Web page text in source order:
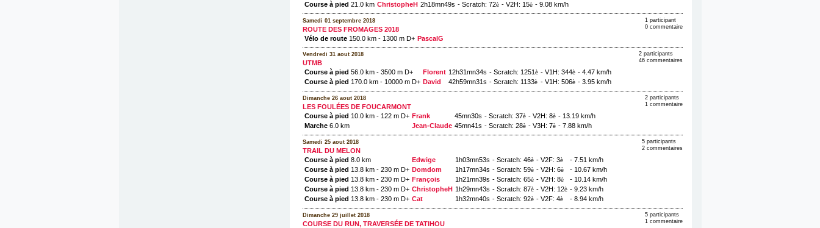
Course à pied 21.0 km ChristopheH 2h18mn49s - Scratch: 72è - V2H: 15è - 9.08 km/h
Samedi 01 septembre 2018
ROUTE DES FROMAGES 2018
1 participant
0 commentaire
Vélo de route150.0 km - 1300 m D+ PascalG
Vendredi 31 aout 2018
UTMB
2 participants
46 commentaires
Course à pied 56.0 km - 3500 m D+ Florent 12h31mn34s - Scratch: 1251è - V1H: 344è - 4.47 km/h
Course à pied 170.0 km - 10000 m D+ David 42h59mn31s - Scratch: 1133è - V1H: 506è - 3.95 km/h
Dimanche 26 aout 2018
LES FOULÉES DE FOUCARMONT
2 participants
1 commentaire
Course à pied 10.0 km - 122 m D+ Frank 45mn30s - Scratch: 37è - V2H: 8è - 13.19 km/h
Marche6.0 km Jean-Claude 45mn41s - Scratch: 28è - V3H: 7è - 7.88 km/h
Samedi 25 aout 2018
TRAIL DU MELON
5 participants
2 commentaires
Course à pied 8.0 km Edwige 1h03mn53s - Scratch: 46è - V2F: 3è
- 7.51 km/h
Course à pied 13.8 km - 230 m D+ Domdom 1h17mn34s - Scratch: 59è - V2H: 6è
- 10.67 km/h
Course à pied 13.8 km - 230 m D+ François 1h21mn39s - Scratch: 65è - V2H: 8è
- 10.14 km/h
Course à pied 13.8 km - 230 m D+ ChristopheH 1h29mn43s - Scratch: 87è - V2H: 12è - 9.23 km/h
Course à pied 13.8 km - 230 m D+ Cat 1h32mn40s - Scratch: 92è - V2F: 4è - 8.94 km/h
Dimanche 29 juillet 2018
COURSE DU RUN, TRAVERSÉE DE TATIHOU
5 participants
1 commentaire